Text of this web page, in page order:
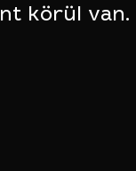
körül van.